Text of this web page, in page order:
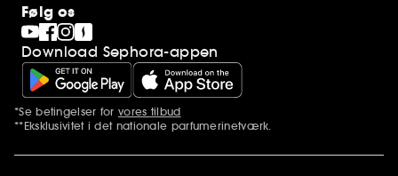
Følg os
Download Sephora-appen
Yderligere bemærkninger
*Se betingelser for vores tilbud
**Eksklusivitet i det nationale parfumerinetværk.